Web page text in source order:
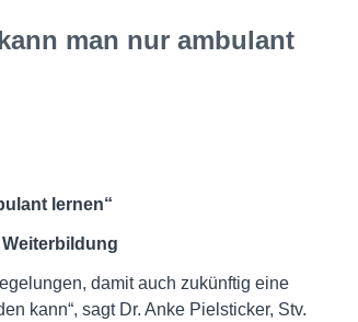
man nur ambulant
lernen“
damit auch zukünftig eine
kann“, sagt Dr. Anke Pielsticker, Stv.